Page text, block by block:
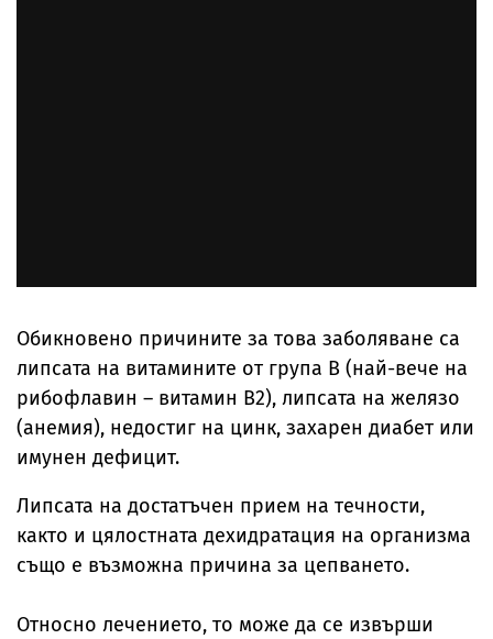
Обикновено причините за това заболяване са
липсата на витамините от група B (най-вече на
рибофлавин – витамин B2), липсата на желязо
(анемия), недостиг на цинк, захарен диабет или
имунен дефицит.
Липсата на достатъчен прием на течности,
както и цялостната дехидратация на организма
също е възможна причина за цепването.
Относно лечението, то може да се извърши